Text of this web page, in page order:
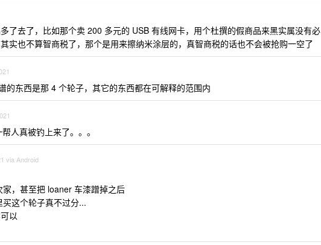
了去了，比如那个卖 200 多元的 USB 有线网卡，用个杜撰的假商品来黑实属没有必
实也不算智商税了，那个是用来擦纳米涂层的，真智商税的话也不会被抢购一空了
的东西是那 4 个轮子，其它的东西都在可解释的范围内
人真被钓上来了。。。
via Android
，甚至把 loaner 车漆蹭掉之后
这个轮子真不过分...
以